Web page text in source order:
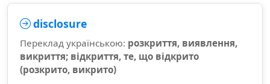
disclosure
Переклад українською: розкриття, виявлення,
викриття; відкриття, те, що відкрито
(розкрито, викрито)